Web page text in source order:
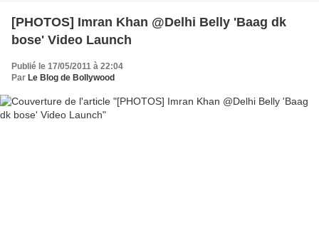
[PHOTOS] Imran Khan @Delhi Belly 'Baag dk
bose' Video Launch
Publié le 17/05/2011 à 22:04
Par Le Blog de Bollywood